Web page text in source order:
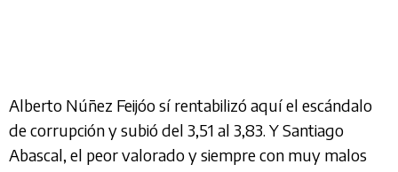
Alberto Núñez Feijóo sí rentabilizó aquí el escándalo
de corrupción y subió del 3,51 al 3,83. Y Santiago
Abascal, el peor valorado y siempre con muy malos